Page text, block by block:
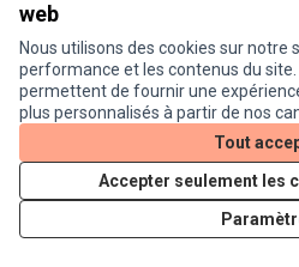
web
Nous utilisons des cookies sur notre
performance et les contenus du site.
permettent de fournir une
plus personnalisés à partir de nos
Tout
Accepter seulement les
Conditions d'utilisation
Paramètres des cookies
Je participe ! sur X
(Lien externe)
Je participe ! sur Facebook
Je participe ! sur Instagram
Site réalisé grâce aulogiciel libre